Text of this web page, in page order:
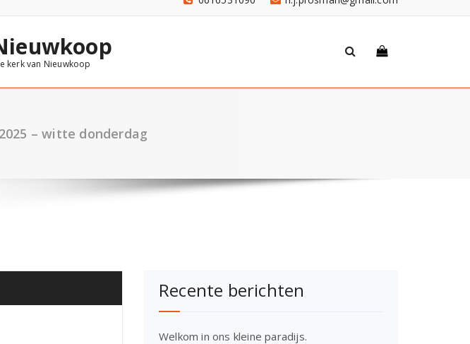
kerk van Nieuwkoop
– witte donderdag
Recente berichten
Welkom in ons kleine paradijs.